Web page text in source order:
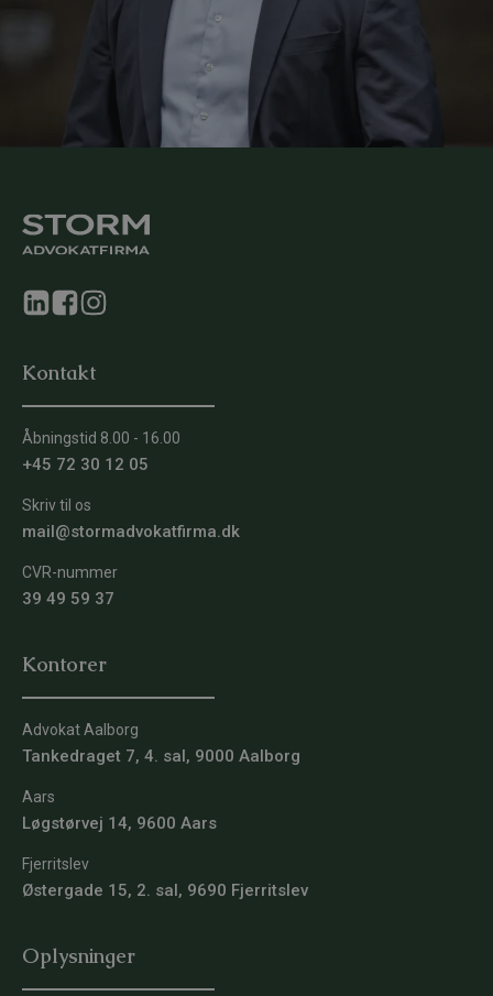
Kontakt
Åbningstid 8.00 - 16.00
+45 72 30 12 05
Skriv til os
mail@stormadvokatfirma.dk
CVR-nummer
39 49 59 37
Kontorer
Advokat Aalborg
Tankedraget 7, 4. sal, 9000 Aalborg
Aars
Løgstørvej 14, 9600 Aars
Fjerritslev
Østergade 15, 2. sal, 9690 Fjerritslev
Oplysninger